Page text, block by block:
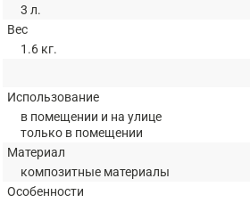
3 л.
Вес
1.6 кг.
Использование
в помещении и на улице
только в помещении
Материал
композитные материалы
Особенности